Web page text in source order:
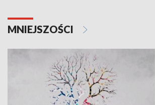
MNIEJSZOŚCI